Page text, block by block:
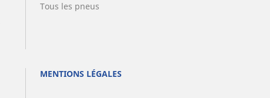
Tous les pneus
MENTIONS LÉGALES